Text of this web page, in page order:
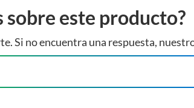
los materiales no
de agua o desagüe,
ni retiro de escombros ni
muebles o cubiertas. El
sobre este producto?
Si no encuentra una respuesta,